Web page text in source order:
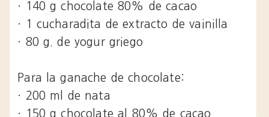
· 140 g chocolate 80% de cacao
· 1 cucharadita de extracto de vainilla
· 80 g. de yogur griego
Para la ganache de chocolate:
· 200 ml de nata
· 150 g chocolate al 80% de cacao